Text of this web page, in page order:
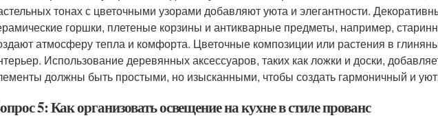
тонах с цветочными узорами добавляют уюта и элегантности.
горшки, плетеные корзины и антикварные предметы, например,
атмосферу тепла и комфорта. Цветочные композиции или растения в
Использование деревянных аксессуаров, таких как ложки и доски,
должны быть простыми, но изысканными, чтобы создать гармоничный и
5: Как организовать освещение на кухне в стиле прованс